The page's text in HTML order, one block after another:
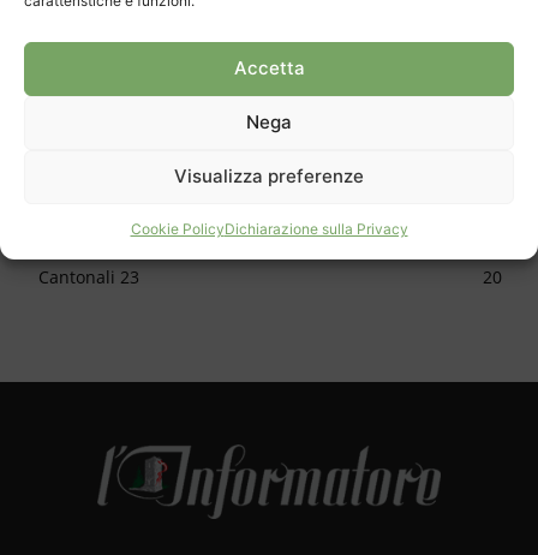
Accetta
Nega
Visualizza preferenze
Cookie PolicyDichiarazione sulla Privacy
CATEGORIE
Cultura
624
Approfondimento
Cantonali 23
20